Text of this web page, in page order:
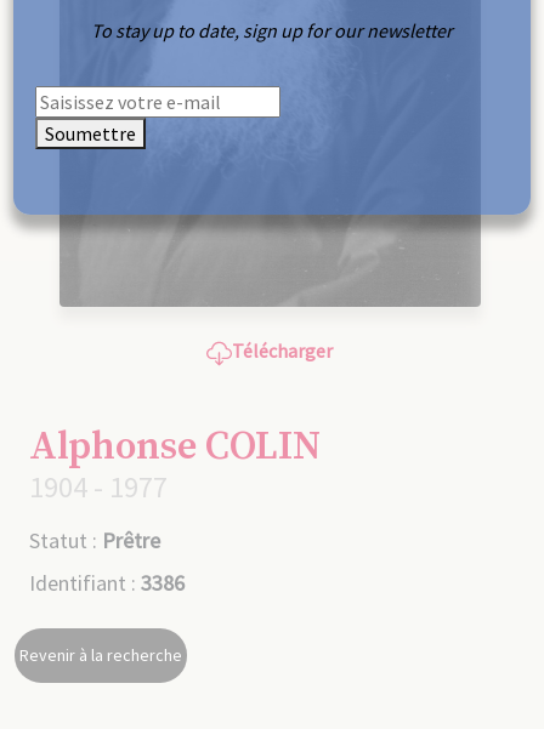
Télécharger
Alphonse COLIN
1904 - 1977
Statut : Prêtre
Identifiant : 3386
Revenir à la recherche
To stay up to date, sign up for our newsletter
Soumettre